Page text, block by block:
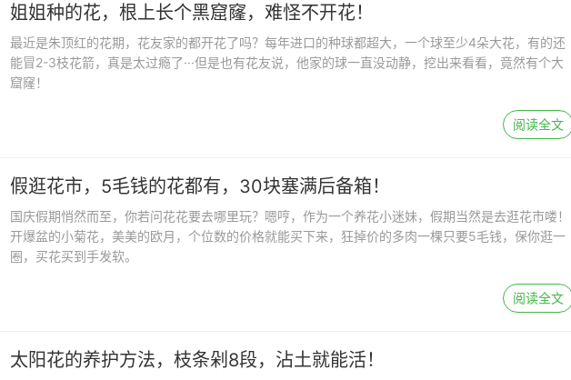
姐姐种的花，根上长个黑窟窿，难怪不开花！
最近是朱顶红的花期，花友家的都开花了吗？每年进口的种球都超大，一个球至少4朵大花，有的还
能冒2-3枝花箭，真是太过瘾了···但是也有花友说，他家的球一直没动静，挖出来看看，竟然有个大
窟窿！
阅读全文
假逛花市，5毛钱的花都有，30块塞满后备箱！
国庆假期悄然而至，你若问花花要去哪里玩？嗯哼，作为一个养花小迷妹，假期当然是去逛花市喽！
开爆盆的小菊花，美美的欧月，个位数的价格就能买下来，狂掉价的多肉一棵只要5毛钱，保你逛一
圈，买花买到手发软。
阅读全文
太阳花的养护方法，枝条剁8段，沾土就能活！